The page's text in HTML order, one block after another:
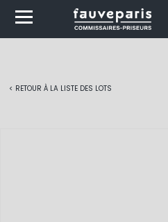
< RETOUR À LA LISTE DES LOTS